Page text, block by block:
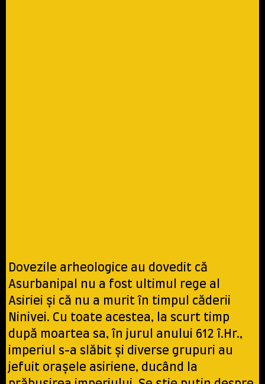
Dovezile arheologice au dovedit că
Asurbanipal nu a fost ultimul rege al
Asiriei și că nu a murit în timpul căderii
Ninivei. Cu toate acestea, la scurt timp
după moartea sa, în jurul anului 612 î.Hr.,
imperiul s-a slăbit și diverse grupuri au
jefuit orașele asiriene, ducând la